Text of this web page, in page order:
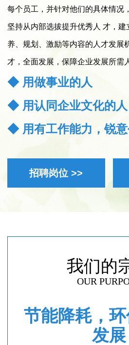
每个员工，并针对他们的具体情况
坚持从内部选拔提升优秀人 才，
养、规划、激励等内容的人才发展
才，全面发展，保障企业发展所需
◆ 用做事业的人
◆ 用认同企业文化的人
◆ 用有工作能力，锐
招聘岗位 >>
我们的
OUR
节能降耗，
发展